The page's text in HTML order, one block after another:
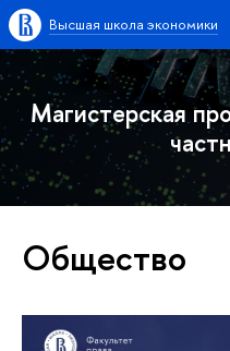
Высшая школа экономики
Магистерская
Общество